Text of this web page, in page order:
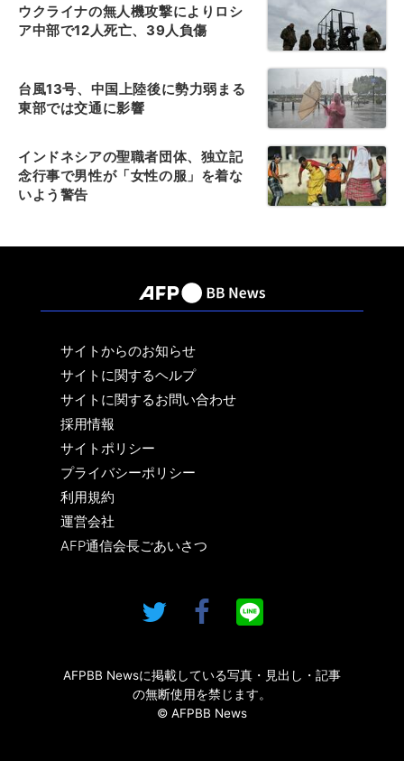
ウクライナの無人機攻撃によりロシ
ア中部で12人死亡、39人負傷
台風13号、中国上陸後に勢力弱まる
東部では交通に影響
インドネシアの聖職者団体、独立記
念行事で男性が「女性の服」を着な
いよう警告
サイトからのお知らせ
サイトに関するヘルプ
サイトに関するお問い合わせ
採用情報
サイトポリシー
プライバシーポリシー
利用規約
運営会社
AFP通信会長ごあいさつ
AFPBB Newsに掲載している写真・見出し・記事
の無断使用を禁じます。
© AFPBB News